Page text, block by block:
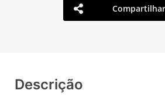
Compartilhar
Descrição